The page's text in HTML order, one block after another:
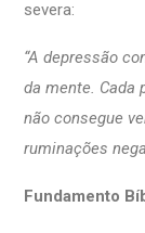
severa:
“A depressão
da mente. Cada
não consegue
ruminações
Fundamento